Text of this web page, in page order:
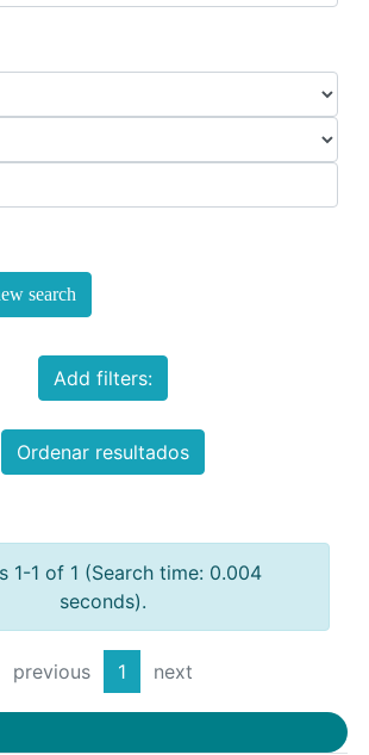
search
Add filters:
Ordenar resultados
1-1 of 1 (Search time: 0.004
seconds).
previous 1 next